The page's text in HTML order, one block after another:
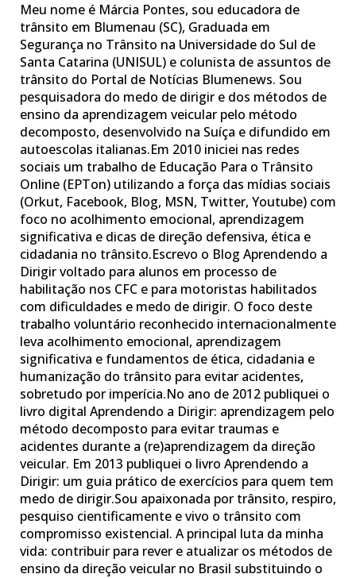
Meu nome é Márcia Pontes, sou educadora de
trânsito em Blumenau (SC), Graduada em
Segurança no Trânsito na Universidade do Sul de
Santa Catarina (UNISUL) e colunista de assuntos de
trânsito do Portal de Notícias Blumenews. Sou
pesquisadora do medo de dirigir e dos métodos de
ensino da aprendizagem veicular pelo método
decomposto, desenvolvido na Suíça e difundido em
autoescolas italianas.Em 2010 iniciei nas redes
sociais um trabalho de Educação Para o Trânsito
Online (EPTon) utilizando a força das mídias sociais
(Orkut, Facebook, Blog, MSN, Twitter, Youtube) com
foco no acolhimento emocional, aprendizagem
significativa e dicas de direção defensiva, ética e
cidadania no trânsito.Escrevo o Blog Aprendendo a
Dirigir voltado para alunos em processo de
habilitação nos CFC e para motoristas habilitados
com dificuldades e medo de dirigir. O foco deste
trabalho voluntário reconhecido internacionalmente
leva acolhimento emocional, aprendizagem
significativa e fundamentos de ética, cidadania e
humanização do trânsito para evitar acidentes,
sobretudo por imperícia.No ano de 2012 publiquei o
livro digital Aprendendo a Dirigir: aprendizagem pelo
método decomposto para evitar traumas e
acidentes durante a (re)aprendizagem da direção
veicular. Em 2013 publiquei o livro Aprendendo a
Dirigir: um guia prático de exercícios para quem tem
medo de dirigir.Sou apaixonada por trânsito, respiro,
pesquiso cientificamente e vivo o trânsito com
compromisso existencial. A principal luta da minha
vida: contribuir para rever e atualizar os métodos de
ensino da direção veicular no Brasil substituindo o